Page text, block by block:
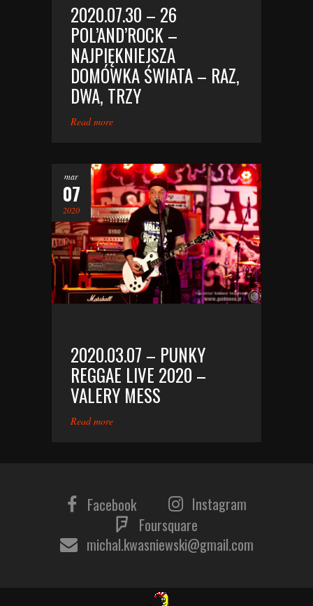
2020.07.30 – 26
POL’AND’ROCK –
NAJPIĘKNIEJSZA
DOMÓWKA ŚWIATA – RAZ,
DWA, TRZY
Read more
mar
07
2020
2020.03.07 – PUNKY
REGGAE LIVE 2020 –
VALERY MESS
Read more
Facebook
Instagram
Foursquare
michal.kwasniewski@gmail.com